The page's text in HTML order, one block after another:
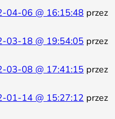
04-06 @ 16:15:48 przez
03-18 @ 19:54:05 przez
03-08 @ 17:41:15 przez
01-14 @ 15:27:12 przez